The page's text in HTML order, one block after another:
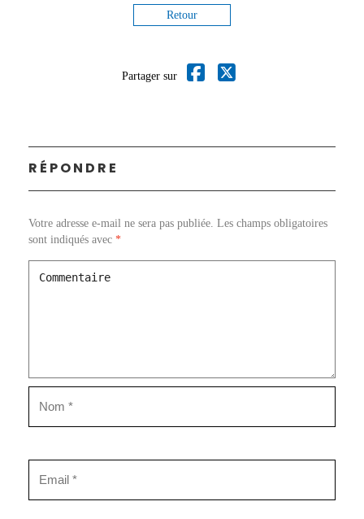
Retour
Partager sur
RÉPONDRE
Votre adresse e-mail ne sera pas publiée. Les champs obligatoires
sont indiqués avec *